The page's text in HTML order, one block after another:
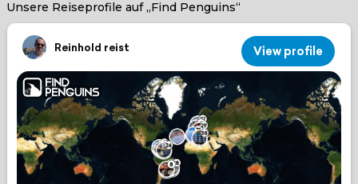
Unsere Reiseprofile auf „Find Penguins“